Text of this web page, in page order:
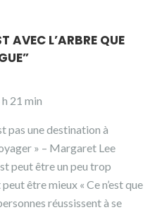
AVEC L’ARBRE QUE
21 min
pas une destination à
» – Margaret Lee
peut être un peu trop
être mieux « Ce n’est que
réussissent à se